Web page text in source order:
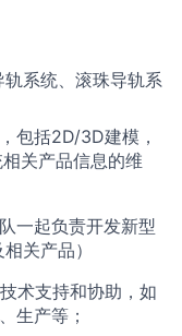
系统、滚珠导轨系
包括2D/3D建模，
关产品信息的维
一起负责开发新型
关产品）
术支持和协助，如
生产等；